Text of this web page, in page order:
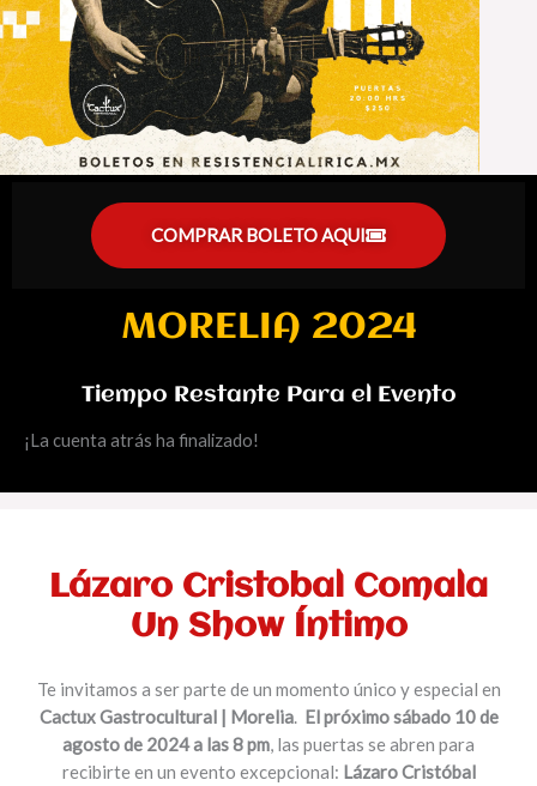
COMPRAR BOLETO AQUI
MORELIA 2024
Tiempo Restante Para el Evento
¡La cuenta atrás ha finalizado!
Lázaro Cristobal Comala
Un Show Íntimo
Te invitamos a ser parte de un momento único y especial en
Cactux Gastrocultural| Morelia.El próximo sábado 10 de
agosto de 2024 a las 8 pm, las puertas se abren para
recibirte en un evento excepcional: Lázaro Cristóbal